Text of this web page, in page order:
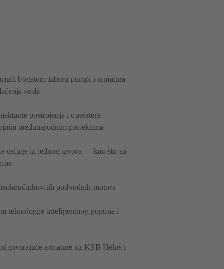
bogatom izboru pumpi i armatura
vode
postrojenja i operatere
međunarodnim projektima
usluge iz jednog izvora — kao što su
podvodnih motora
tehnologije inteligentnog pogona i
armature uz KSB Helps i